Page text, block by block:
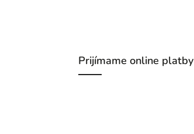
Prijímame online platby